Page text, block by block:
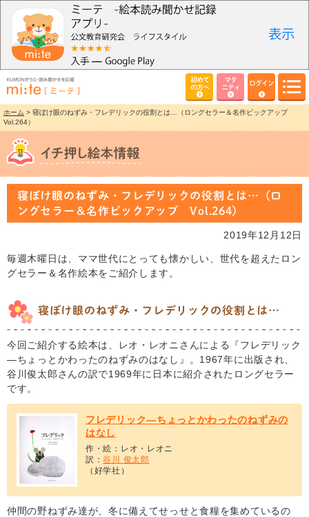
初めて
の方へ
マタ
ニティ
ログイン
ホーム > 寝ぼけ眼のねずみ・フレデリックの役割とは…（ロングセラー＆名作ピックアップ
Vol.264）
寝ぼけ眼のねずみ・フレデリックの役割とは…（ロ
ングセラー＆名作ピックアップ Vol.264）
2019年12月12日
毎週木曜日は、ママ世代にとっても懐かしい、世代を超えたロン
グセラー＆名作絵本をご紹介します。
寝ぼけ眼のねずみ・フレデリックの役割とは…
今回ご紹介する絵本は、レオ・レオニさんによる『フレデリック
―ちょっとかわったのねずみのはなし』。1967年に出版され、
谷川俊太郎さんの訳で1969年に日本に紹介されたロングセラー
です。
フレデリック―ちょっとかわったのねずみの
はなし
作・絵：レオ・レオニ
訳：谷川 俊太郎
（好学社）
仲間の野ねずみ達が、冬に備えてせっせと食糧を集めているの